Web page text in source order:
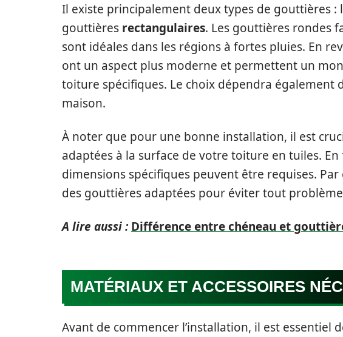
Il existe principalement deux types de gouttières :
gouttières rectangulaires. Les gouttières rondes
sont idéales dans les régions à fortes pluies. En
ont un aspect plus moderne et permettent un
toiture spécifiques. Le choix dépendra également
maison.
À noter que pour une bonne installation, il est
adaptées à la surface de votre toiture en tuiles.
dimensions spécifiques peuvent être requises.
des gouttières adaptées pour éviter tout problème
A lire aussi : Différence entre chéneau et
MATÉRIAUX ET ACCESSOIRES
Avant de commencer l’installation, il est essentiel